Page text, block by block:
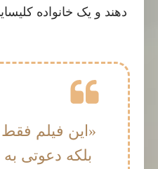
دهند و یک خانواده
«این فیلم
بلکه دعوتی